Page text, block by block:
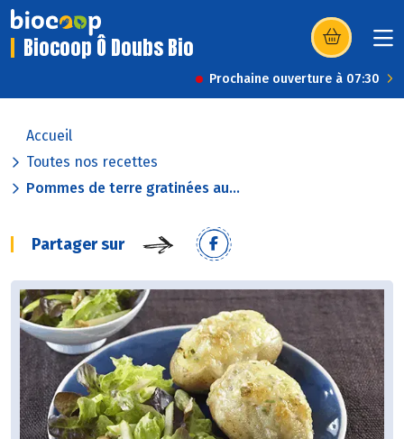
Biocoop Ô Doubs Bio (s’ouvre dans
Prochaine ouverture à 07:30
Accueil
Toutes nos recettes
Pommes de terre gratinées au...
Partager sur